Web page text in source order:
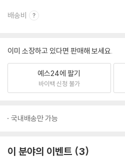
배송비
이미 소장하고 있다면 판매해 보세요.
예스24에 팔기
바이백 신청 불가
국내배송만 가능
이 분야의 이벤트 3